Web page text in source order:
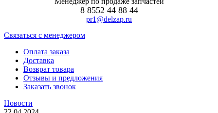
8 8552 44 88 44
pr1@delzap.ru
Cвязаться с менеджером
Оплата заказа
Доставка
Возврат товара
Отзывы и предложения
Заказать звонок
Новости